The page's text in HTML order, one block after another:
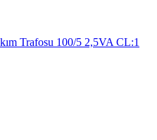
Trafosu 100/5 2,5VA CL:1